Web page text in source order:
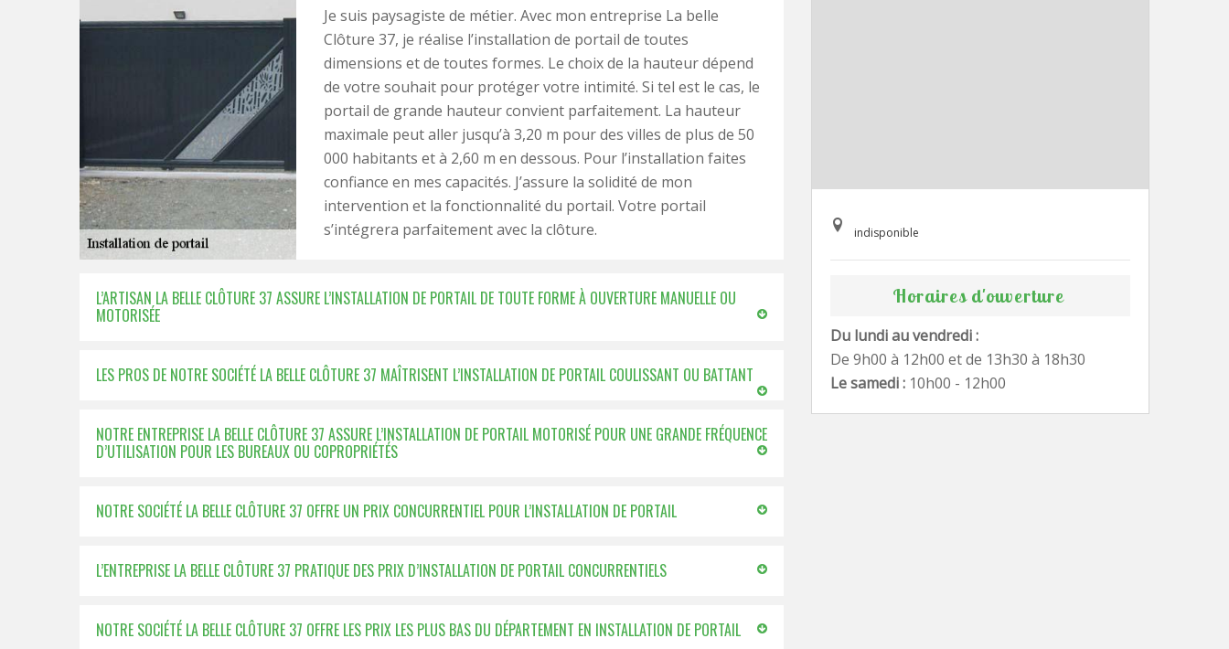
Je suis paysagiste de métier. Avec mon entreprise La belle
Clôture 37, je réalise l’installation de portail de toutes
dimensions et de toutes formes. Le choix de la hauteur dépend
de votre souhait pour protéger votre intimité. Si tel est le cas, le
portail de grande hauteur convient parfaitement. La hauteur
maximale peut aller jusqu’à 3,20 m pour des villes de plus de 50
000 habitants et à 2,60 m en dessous. Pour l’installation faites
confiance en mes capacités. J’assure la solidité de mon
intervention et la fonctionnalité du portail. Votre portail
s’intégrera parfaitement avec la clôture.
L’ARTISAN LA BELLE CLÔTURE 37 ASSURE L’INSTALLATION DE PORTAIL DE TOUTE FORME À OUVERTURE MANUELLE OU
MOTORISÉE
LES PROS DE NOTRE SOCIÉTÉ LA BELLE CLÔTURE 37 MAÎTRISENT L’INSTALLATION DE PORTAIL COULISSANT OU BATTANT
NOTRE ENTREPRISE LA BELLE CLÔTURE 37 ASSURE L’INSTALLATION DE PORTAIL MOTORISÉ POUR UNE GRANDE FRÉQUENCE
D’UTILISATION POUR LES BUREAUX OU COPROPRIÉTÉS
NOTRE SOCIÉTÉ LA BELLE CLÔTURE 37 OFFRE UN PRIX CONCURRENTIEL POUR L’INSTALLATION DE PORTAIL
L’ENTREPRISE LA BELLE CLÔTURE 37 PRATIQUE DES PRIX D’INSTALLATION DE PORTAIL CONCURRENTIELS
NOTRE SOCIÉTÉ LA BELLE CLÔTURE 37 OFFRE LES PRIX LES PLUS BAS DU DÉPARTEMENT EN INSTALLATION DE PORTAIL
indisponible
Horaires d'ouverture
Du lundi au vendredi :
De 9h00 à 12h00 et de 13h30 à 18h30
Le samedi : 10h00 - 12h00